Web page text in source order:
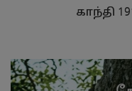
காந்தி